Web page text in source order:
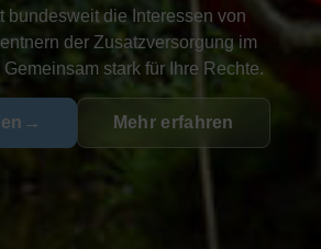
bundesweit die Interessen von
der Zusatzversorgung im
stark für Ihre Rechte.
Mehr erfahren